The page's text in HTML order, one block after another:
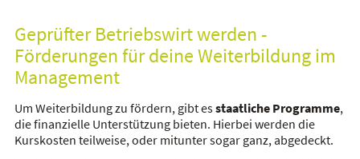
Geprüfter Betriebswirt werden -
Förderungen für deine Weiterbildung im
Management
Um Weiterbildung zu fördern, gibt esstaatliche Programme,
die finanzielle Unterstützung bieten. Hierbei werden die
Kurskosten teilweise, oder mitunter sogar ganz, abgedeckt.